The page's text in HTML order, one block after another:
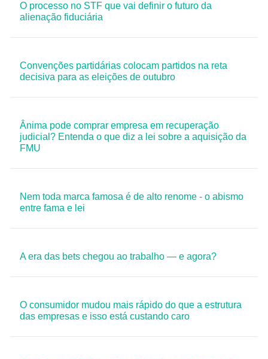
O processo no STF que vai definir o futuro da
alienação fiduciária
Convenções partidárias colocam partidos na reta
decisiva para as eleições de outubro
Ânima pode comprar empresa em recuperação
judicial? Entenda o que diz a lei sobre a aquisição da
FMU
Nem toda marca famosa é de alto renome - o abismo
entre fama e lei
A era das bets chegou ao trabalho — e agora?
O consumidor mudou mais rápido do que a estrutura
das empresas e isso está custando caro